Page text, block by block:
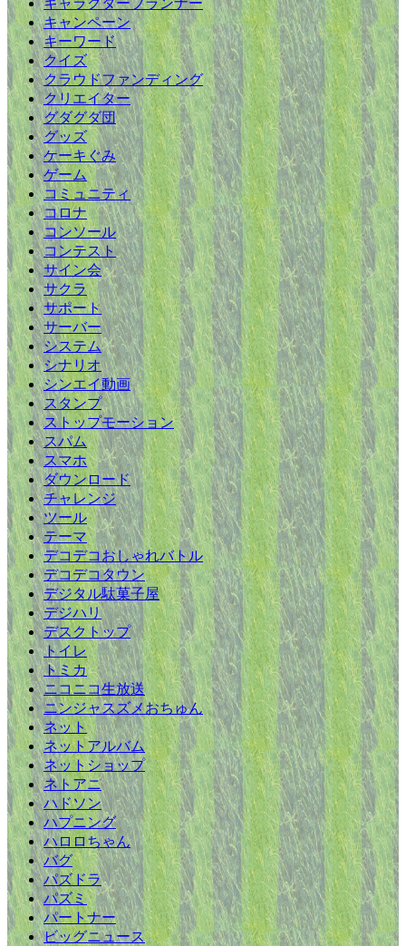
キャンペーン
キーワード
クイズ
クラウドファンディング
クリエイター
グダグダ団
グッズ
ケーキぐみ
ゲーム
コミュニティ
コロナ
コンソール
コンテスト
サイン会
サクラ
サポート
サーバー
システム
シナリオ
シンエイ動画
スタンプ
ストップモーション
スパム
スマホ
ダウンロード
チャレンジ
ツール
テーマ
デコデコおしゃれバトル
デコデコタウン
デジタル駄菓子屋
デジハリ
デスクトップ
トイレ
トミカ
ニコニコ生放送
ニンジャスズメおちゅん
ネット
ネットアルバム
ネットショップ
ネトアニ
ハドソン
ハプニング
ハロロちゃん
バグ
パズドラ
パズミ
パートナー
ビッグニュース